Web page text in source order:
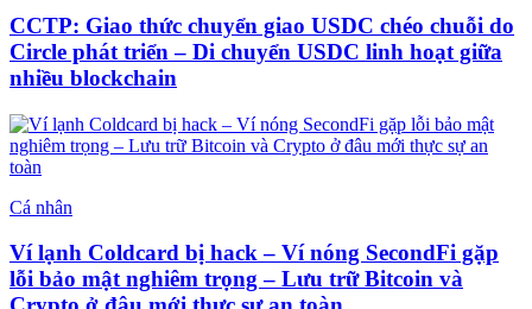
CCTP: Giao thức chuyển giao USDC chéo chuỗi do
Circle phát triển – Di chuyển USDC linh hoạt giữa
nhiều blockchain
Cá nhân
Ví lạnh Coldcard bị hack – Ví nóng SecondFi gặp
lỗi bảo mật nghiêm trọng – Lưu trữ Bitcoin và